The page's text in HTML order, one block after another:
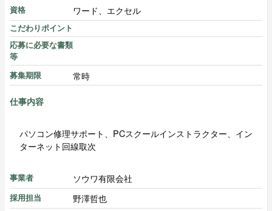
資格 ワード、エクセル
こだわりポイント
応募に必要な書類
等
募集期限
常時
仕事内容
パソコン修理サポート、PCスクールインストラクター、イン
ターネット回線取次
事業者 ソウワ有限会社
採用担当 野澤哲也